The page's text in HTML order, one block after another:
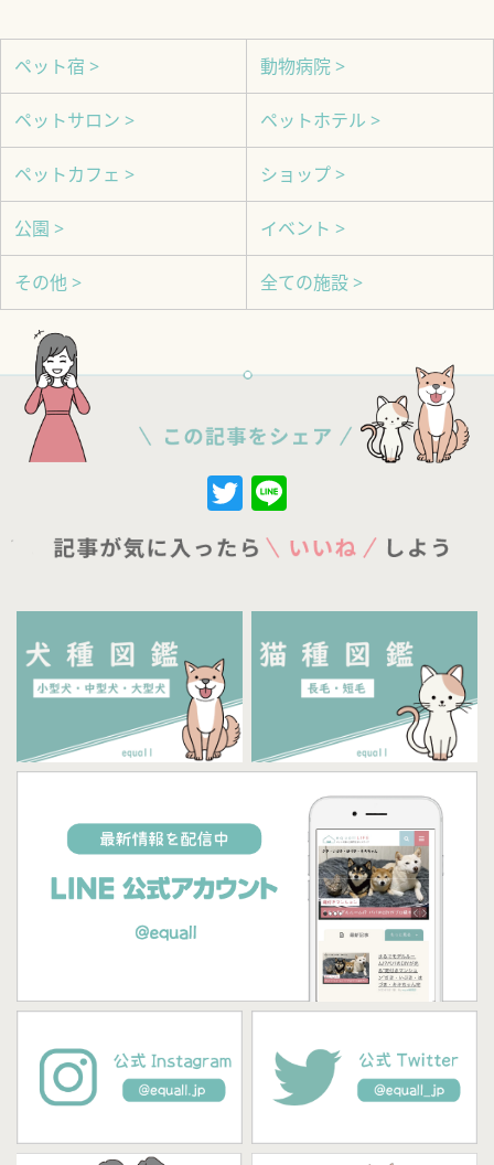
ペット宿 > 動物病院 >
ペットサロン > ペットホテル >
ペットカフェ > ショップ >
公園 > イベント >
その他 > 全ての施設 >
Twitter